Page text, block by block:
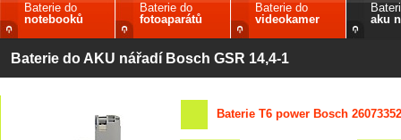
Baterie do
notebooků
Baterie do
fotoaparátů
Baterie do
videokamer
aku
Baterie do AKU nářadí Bosch GSR 14,4-1
Baterie T6 power Bosch